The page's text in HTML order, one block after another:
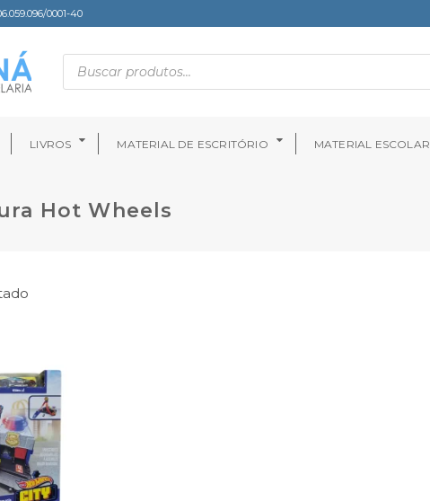
0001-40
LIVROS MATERIAL DE ESCRITÓRIO MATERIAL ESCOLAR
Hot Wheels